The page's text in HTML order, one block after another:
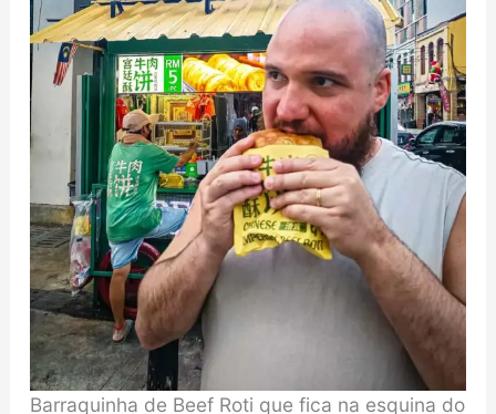
Barraquinha de Beef Roti que fica na esquina do